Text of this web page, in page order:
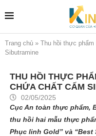
Trang chủ » Thu hồi thực
Sibutramine
THU HỒI THỰC
CHỨA CHẤT CẤM
02/05/2025
Cục An toàn thực phẩm,
thu hồi hai mẫu thực
Phục linh Gold” và